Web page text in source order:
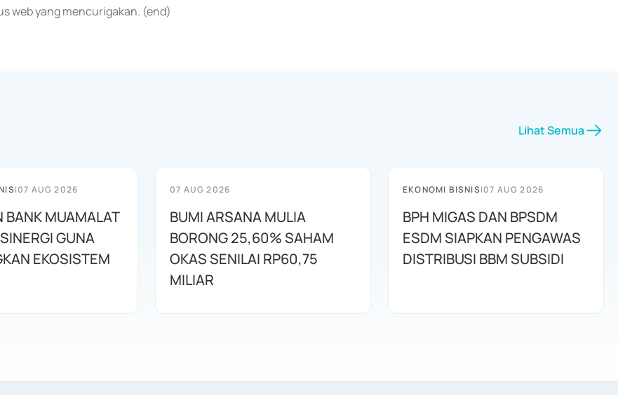
web yang mencurigakan. (end)
Lihat Semua
|07 AUG 2026
BANK MUAMALAT
GUNA
EKOSISTEM
07 AUG 2026
BUMI ARSANA MULIA
BORONG 25,60% SAHAM
OKAS SENILAI RP60,75
MILIAR
EKONOMI BISNIS|07 AUG 2026
BPH MIGAS DAN BPSDM
ESDM SIAPKAN PENGAWAS
DISTRIBUSI BBM SUBSIDI